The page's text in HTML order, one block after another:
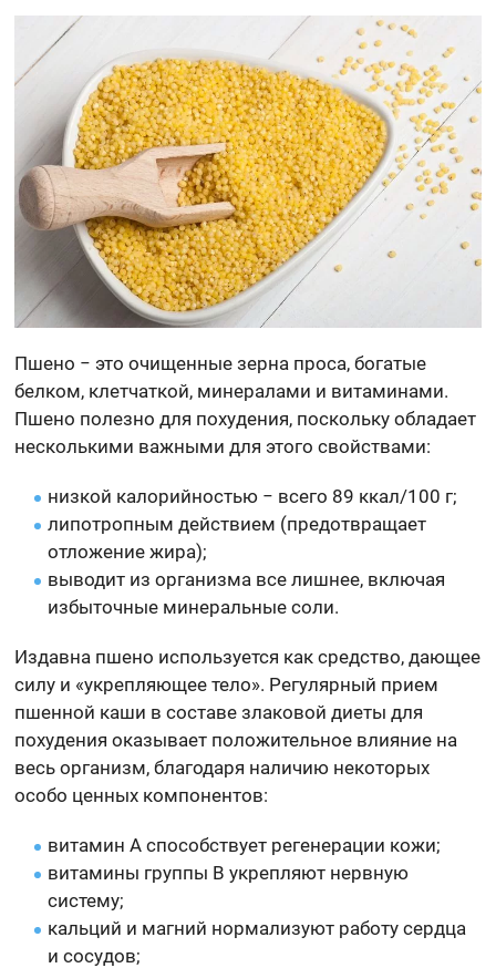
Пшено − это очищенные зерна проса, богатые
белком, клетчаткой, минералами и витаминами.
Пшено полезно для похудения, поскольку обладает
несколькими важными для этого свойствами:
низкой калорийностью − всего 89 ккал/100 г;
липотропным действием (предотвращает
отложение жира);
выводит из организма все лишнее, включая
избыточные минеральные соли.
Издавна пшено используется как средство, дающее
силу и «укрепляющее тело». Регулярный прием
пшенной каши в составе злаковой диеты для
похудения оказывает положительное влияние на
весь организм, благодаря наличию некоторых
особо ценных компонентов:
витамин A способствует регенерации кожи;
витамины группы B укрепляют нервную
систему;
кальций и магний нормализуют работу сердца
и сосудов;